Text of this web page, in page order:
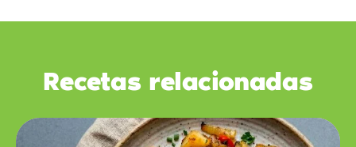
Recetas relacionadas